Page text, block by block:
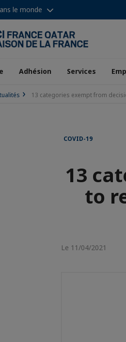
le monde
Adhésion Services
13 categories exempt from
COVID-19
13
to
Le 11/04/2021